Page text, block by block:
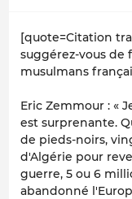
[quote=Citation
suggérez-vous de
musulmans
Eric Zemmour : «
est surprenante.
de pieds-noirs,
d'Algérie pour
guerre, 5 ou 6
abandonné